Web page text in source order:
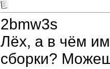
2bmw3s
Лёх, а в чём
сборки?